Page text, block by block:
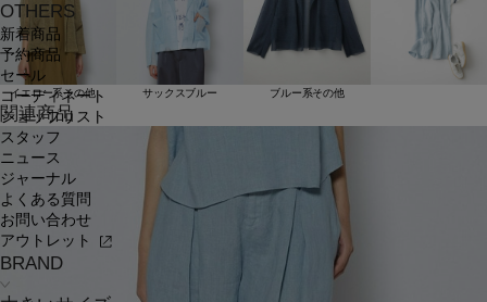
OTHERS
新着商品
予約商品
セール
コーディネート
ショップリスト
スタッフ
ニュース
ジャーナル
よくある質問
お問い合わせ
アウトレット
BRAND
イエロー系その他 サックスブルー ブルー系その他
関連商品